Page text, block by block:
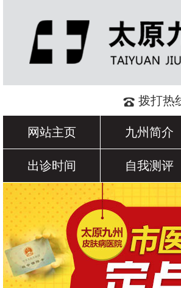
拨打热
网站主页 九州简介
出诊时间 自我测评